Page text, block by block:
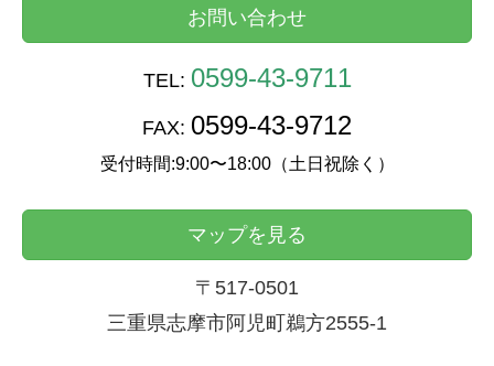
お問い合わせ
TEL: 0599-43-9711
FAX: 0599-43-9712
受付時間:9:00〜18:00（土日祝除く）
マップを見る
〒517-0501
三重県志摩市阿児町鵜方2555-1